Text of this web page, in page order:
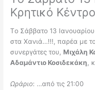
Κρητικό
Τo Σάββατο 13
στα Χανιά…!!!, παρέα με
συνεργάτες του, Μιχάλη
Αδαμάντιο Κοσιδεκάκη,
Ωράριο: …από τις 21:00